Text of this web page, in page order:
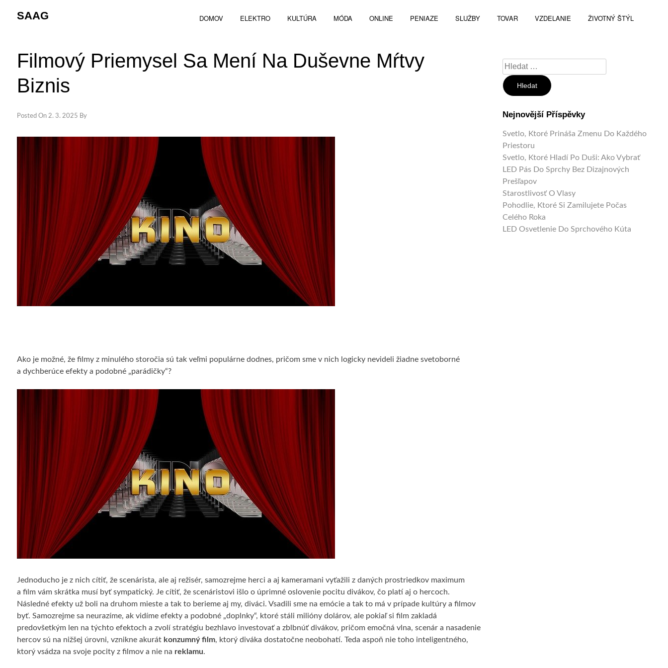
SAAG DOMOV ELEKTRO KULTÚRA MÓDA ONLINE PENIAZE SLUŽBY TOVAR VZDELANIE ŽIVOTNÝ ŠTÝL
Filmový Priemysel Sa Mení Na Duševne Mŕtvy
Biznis
Posted On 2. 3. 2025 By
Ako je možné, že filmy z minulého storočia sú tak veľmi populárne dodnes, pričom sme v nich logicky nevideli žiadne svetoborné
a dychberúce efekty a podobné „parádičky“?
Jednoducho je z nich cítiť, že scenárista, ale aj režisér, samozrejme herci a aj kameramani vyťažili z daných prostriedkov maximum
a film vám skrátka musí byť sympatický. Je cítiť, že scenáristovi išlo o úprimné oslovenie pocitu divákov, čo platí aj o hercoch.
Následné efekty už boli na druhom mieste a tak to berieme aj my, diváci. Vsadili sme na emócie a tak to má v prípade kultúry a filmov
byť. Samozrejme sa neurazíme, ak vidíme efekty a podobné „doplnky“, ktoré stáli milióny dolárov, ale pokiaľ si film zakladá
predovšetkým len na týchto efektoch a zvolí stratégiu bezhlavo investovať a zblbnúť divákov, pričom emočná vlna, scenár a nasadenie
hercov sú na nižšej úrovni, vznikne akurát konzumný film, ktorý diváka dostatočne neobohatí. Teda aspoň nie toho inteligentného,
ktorý vsádza na svoje pocity z filmov a nie na reklamu.
Vyhledávání
Nejnovější Příspěvky
Svetlo, Ktoré Prináša Zmenu Do Každého
Priestoru
Svetlo, Ktoré Hladí Po Duši: Ako Vybrať
LED Pás Do Sprchy Bez Dizajnových
Prešľapov
Starostlivosť O Vlasy
Pohodlie, Ktoré Si Zamilujete Počas
Celého Roka
LED Osvetlenie Do Sprchového Kúta